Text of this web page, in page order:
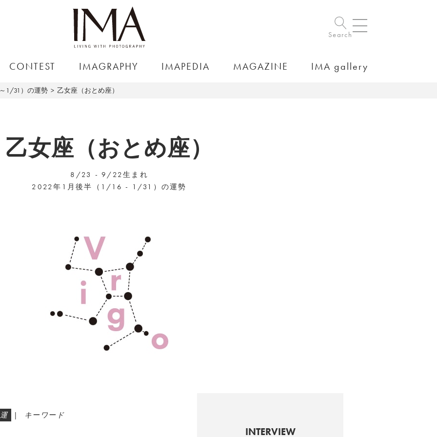
Search
CONTEST IMAGRAPHY IMAPEDIA MAGAZINE IMA gallery
1/31）の運勢 乙女座（おとめ座）
乙女座（おとめ座）
8/23 - 9/22生まれ
2022年1月後半（1/16 - 1/31）の運勢
| キーワード
INTERVIEW